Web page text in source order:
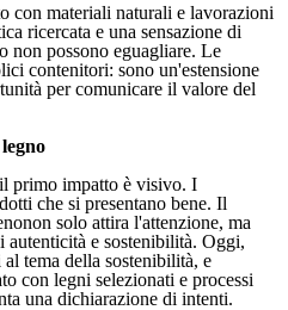
con materiali naturali e lavorazioni
ricercata e una sensazione di
non possono eguagliare. Le
contenitori: sono un'estensione
per comunicare il valore del
legno
primo impatto è visivo. I
che si presentano bene. Il
solo attira l'attenzione, ma
autenticità e sostenibilità. Oggi,
tema della sostenibilità, e
con legni selezionati e processi
una dichiarazione di intenti.